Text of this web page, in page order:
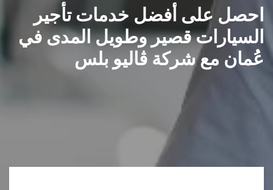
احصل على أفضل خدمات تأجير
السيارات قصير وطويل المدى في
عُمان مع شركة ڤاليو بلس